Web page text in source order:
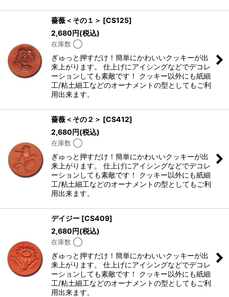
薔薇＜その１＞ [CS125]
2,680円(税込)
在庫数 ◯
ぎゅっと押すだけ！簡単にかわいいクッキーが出
来上がります。 仕上げにアイシングなどでデコレ
ーションしても素敵です！ クッキー以外にも紙細
工/粘土細工などのオーナメントの型としてもご利
用出来ます。
薔薇＜その２＞ [CS412]
2,680円(税込)
在庫数 ◯
ぎゅっと押すだけ！簡単にかわいいクッキーが出
来上がります。 仕上げにアイシングなどでデコレ
ーションしても素敵です！ クッキー以外にも紙細
工/粘土細工などのオーナメントの型としてもご利
用出来ます。
デイジー [CS409]
2,680円(税込)
在庫数 ◯
ぎゅっと押すだけ！簡単にかわいいクッキーが出
来上がります。 仕上げにアイシングなどでデコレ
ーションしても素敵です！ クッキー以外にも紙細
工/粘土細工などのオーナメントの型としてもご利
用出来ます。